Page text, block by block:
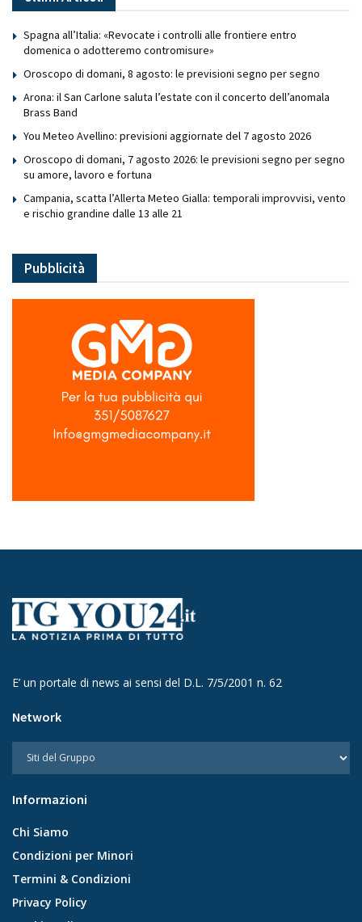
Spagna all’Italia: «Revocate i controlli alle frontiere entro
domenica o adotteremo contromisure»
Oroscopo di domani, 8 agosto: le previsioni segno per segno
Arona: il San Carlone saluta l’estate con il concerto dell’anomala
Brass Band
You Meteo Avellino: previsioni aggiornate del 7 agosto 2026
Oroscopo di domani, 7 agosto 2026: le previsioni segno per segno
su amore, lavoro e fortuna
Campania, scatta l’Allerta Meteo Gialla: temporali improvvisi, vento
e rischio grandine dalle 13 alle 21
Pubblicità
E’ un portale di news ai sensi del D.L. 7/5/2001 n. 62
Network
Informazioni
Chi Siamo
Condizioni per Minori
Termini & Condizioni
Privacy Policy